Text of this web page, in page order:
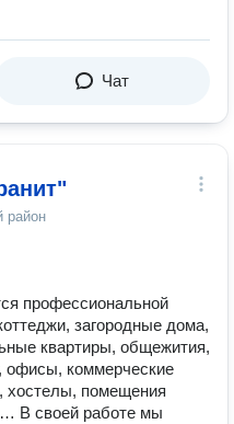
Чат
район
профессиональной
загородные дома,
квартиры, общежития,
офисы, коммерческие
хостелы, помещения
В своей работе мы